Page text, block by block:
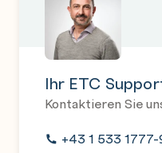
Ihr ETC
Kontaktieren Sie
+43 1 533